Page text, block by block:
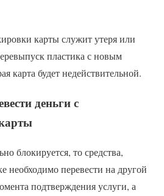
карты служит утеря или
пластика с новым
карта будет недействительной.
деньги с
блокируется, то средства,
необходимо перевести на другой
подтверждения услуги, а